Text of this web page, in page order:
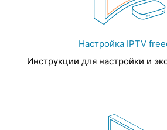
Настройка IPTV
Инструкции для настройки и